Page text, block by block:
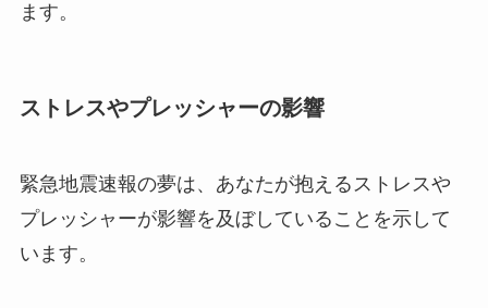
ます。
ストレスやプレッシャーの影響
緊急地震速報の夢は、あなたが抱えるストレスや
プレッシャーが影響を及ぼしていることを示して
います。